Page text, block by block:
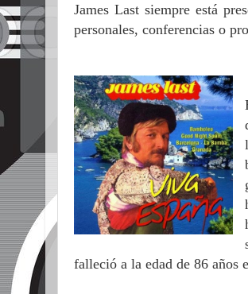
James Last siempre está
personales, conferencias o
falleció a la edad de 86 años